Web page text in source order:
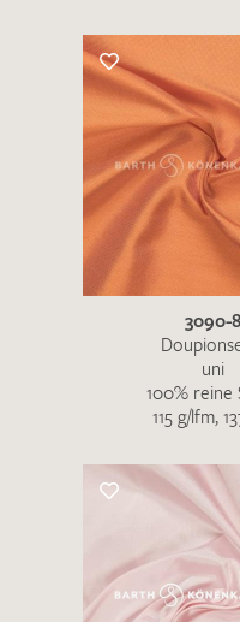
Es sind
Sollten
Sie
3090-8
uni
100% reine
115 g/lfm,